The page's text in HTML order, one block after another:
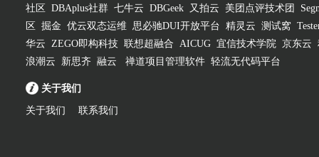
社区
DBAplus社群 七牛云 DBGeek 又拍云 美团点评技术团
区
掘金 优云双态运维 思必驰DUI开放平台 精灵云 测试窝
华云 ZEGO即构科技 联想超融合 AICUG 宜信技术学院 京东云
浪潮云
新思齐 融云 禅道项目管理软件 轻流无代码平台
关于我们
关于我们 联系我们